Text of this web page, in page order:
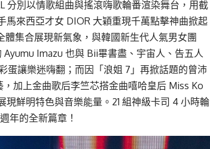
分別以情歌組曲與搖滾嗨歌輪番渲染舞台，用截
來西亞才女 DIOR 大穎重現千萬點擊神曲掀起
集合展現新氣象，與韓國新生代人氣男女團
Imazu 也與 Bii畢書盡、宇宙人、告五人
蛋讓樂迷嗨翻；而因「浪姐 7」再掀話題的曾沛
加上金曲歌后李竺芯搭金曲嘻哈皇后 Miss Ko
鮮明特色與音樂能量。21 組神級卡司 4 小時輪
年的全新篇章！